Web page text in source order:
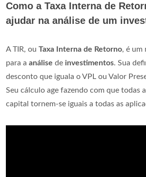
Como a Taxa Interna de
ajudar na análise de um
A TIR, ou Taxa Interna de Retorno, é um
para a análise de investimentos. Sua
desconto que iguala o VPL ou Valor
Seu cálculo age fazendo com que todas
capital tornem-se iguais a todas as